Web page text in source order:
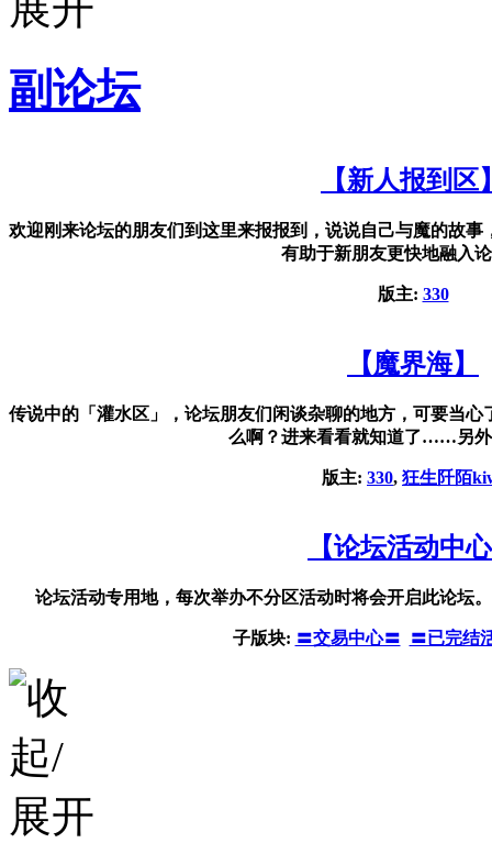
副论坛
【新人报到区
欢迎刚来论坛的朋友们到这里来报报到，说说自己与魔的故
有助于新朋友更快地融入
版主: 330
【魔界海】
传说中的「灌水区」，论坛朋友们闲谈杂聊的地方，可要当
么啊？进来看看就知道了……另
版主: 330, 狂生阡陌
【论坛活动中
论坛活动专用地，每次举办不分区活动时将会开启此论坛
子版块: 〓交易中心〓 〓已完结